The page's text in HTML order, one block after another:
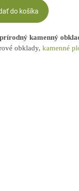
do košíka
kamenný
obklady, kamenné